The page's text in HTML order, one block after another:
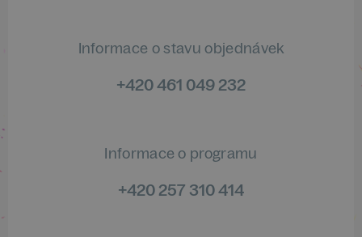
Informace o stavu objednávek
+420 461 049 232
Informace o programu
+420 257 310 414